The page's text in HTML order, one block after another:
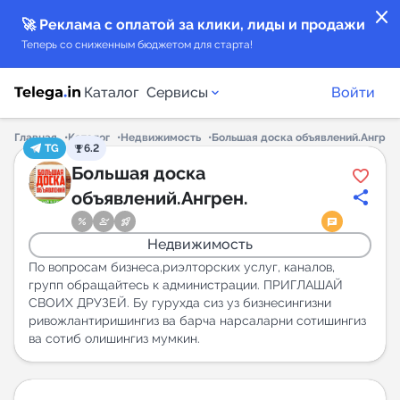
close
🚀 Реклама с оплатой за клики, лиды и продажи
Теперь со сниженным бюджетом для старта!
Каталог Сервисы
Каталог каналов
Каталог ботов
Горящие предложения
Индекс читаемости каналов в Telegram
New
Войти
Главная Каталог Недвижимость
Большая доска объявлений.Ангрен.
TG
6.2
Большая доска
объявлений.Ангрен.
Недвижимость
По вопросам бизнеса,риэлторских услуг, каналов,
групп обращайтесь к администрации. ПРИГЛАШАЙ
СВОИХ ДРУЗЕЙ. Бу гурухда сиз уз бизнесингизни
ривожлантиришингиз ва барча нарсаларни сотишингиз
ва сотиб олишингиз мумкин.